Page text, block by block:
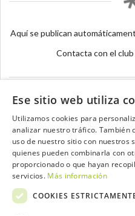
Aquí se publican
Contacta con el
Contacta con el
Opina
Ese sitio web utiliza
Utilizamos cookies para
analizar nuestro tráfico. También
uso de nuestro sitio con nuestros
quienes pueden combinarla con
proporcionado o que hayan
servicios. Más información
COOKIES